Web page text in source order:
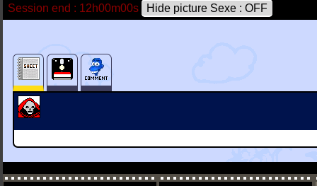
Session end : 12h00m00s
Hide picture Sexe : OFF